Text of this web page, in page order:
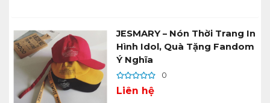
JESMARY – Nón Thời Trang In
Hình Idol, Quà Tặng Fandom
Ý Nghĩa
0
Liên hệ